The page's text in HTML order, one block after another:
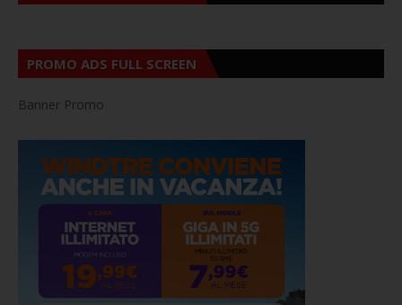
PROMO ADS FULL SCREEN
Banner Promo